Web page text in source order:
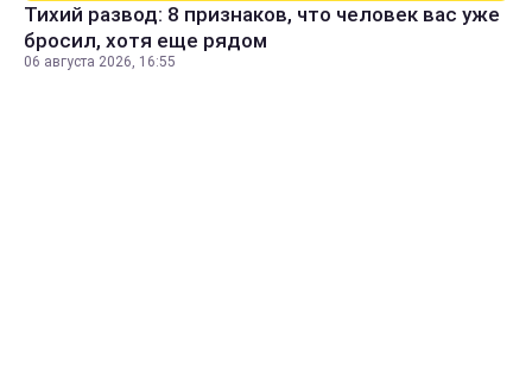
Тихий развод: 8 признаков, что человек вас уже
бросил, хотя еще рядом
06 августа 2026, 16:55